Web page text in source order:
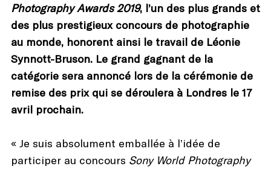
Photography Awards 2019, l’un des plus grands et
des plus prestigieux concours de photographie
au monde, honorent ainsi le travail de Léonie
Synnott-Bruson. Le grand gagnant de la
catégorie sera annoncé lors de la cérémonie de
remise des prix qui se déroulera à Londres le 17
avril prochain.
« Je suis absolument emballée à l’idée de
participer au concours Sony World Photography